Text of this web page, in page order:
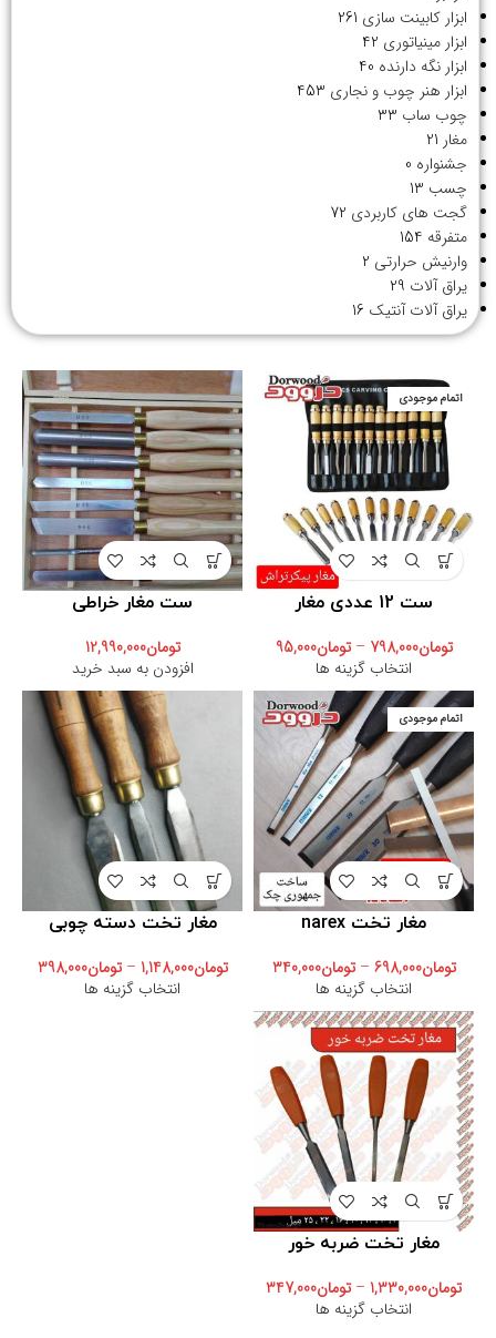
ابزار کابینت سازی 261
ابزار مینیاتوری 42
ابزار نگه دارنده 40
ابزار هنر چوب و نجاری 453
چوب ساب 33
مغار 21
جشنواره 0
چسب 13
گجت های کاربردی 72
متفرقه 154
وارنیش حرارتی 2
یراق آلات 29
یراق آلات آنتیک 16
اتمام موجودی
ست 12 عددی مغار
تومان798,000
– تومان95,000
انتخاب گزینه ها
ست مغار خراطی
تومان12,990,000
افزودن به سبد خرید
اتمام موجودی
مغار تخت narex
تومان698,000
– تومان340,000
انتخاب گزینه ها
مغار تخت دسته چوبی
تومان1,148,000
– تومان398,000
انتخاب گزینه ها
مغار تخت ضربه خور
تومان1,330,000
– تومان347,000
انتخاب گزینه ها